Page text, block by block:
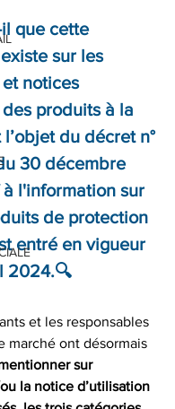
que cette
sur les
notices
produits à la
l’objet du décret n°
30 décembre
l'information sur
de protection
entré en vigueur
2024.🔍
et les responsables
marché ont désormais
sur
la notice d’utilisation